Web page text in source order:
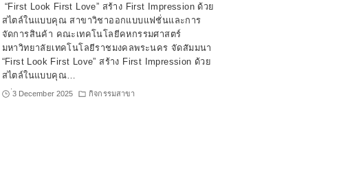
“First Look First Love” สร้าง First Impression ด้วย
สไตล์ในแบบคุณ สาขาวิชาออกแบบแฟชั่นและการ
จัดการสินค้า คณะเทคโนโลยีคหกรรมศาสตร์
มหาวิทยาลัยเทคโนโลยีราชมงคลพระนคร จัดสัมมนา
“First Look First Love” สร้าง First Impression ด้วย
สไตล์ในแบบคุณ…
่3 December 2025 กิจกรรมสาขา